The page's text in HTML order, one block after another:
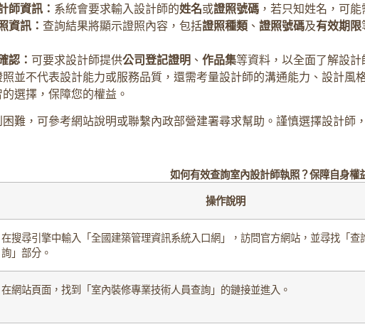
師資訊： 系統會要求輸入設計師的姓名或證照號碼 ，若只知姓名，可
資訊： 查詢結果將顯示證照內容，包括證照種類 、 證照號碼及有效期限
認： 可要求設計師提供公司登記證明 、 作品集等資料，以全面了解設計
並不代表設計能力或服務品質，還需考量設計師的溝通能力、設計風
選擇，保障您的權益。
難，可參考網站說明或聯繫內政部營建署尋求幫助。謹慎選擇設計師
如何有效查詢室內設計師執照？保障自身權
操作說明
在搜尋引擎中輸入「全國建築管理資訊系統入口網」，訪問官方網站，並尋找「查
詢」部分。
在網站頁面，找到「室內裝修專業技術人員查詢」的鏈接並進入。